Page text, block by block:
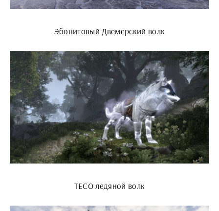
Эбонитовый Двемерский волк
ТЕСО ледяной волк